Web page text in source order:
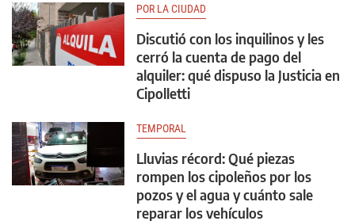
POR LA CIUDAD
Discutió con los inquilinos y les
cerró la cuenta de pago del
alquiler: qué dispuso la Justicia en
Cipolletti
TEMPORAL
Lluvias récord: Qué piezas
rompen los cipoleños por los
pozos y el agua y cuánto sale
reparar los vehículos